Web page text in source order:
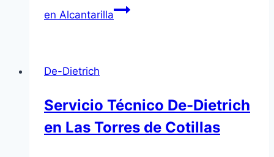
en Alcantarilla
De-Dietrich
Servicio Técnico De-Dietrich
en Las Torres de Cotillas